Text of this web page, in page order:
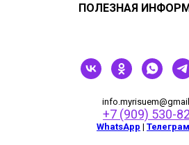
ПОЛЕЗНАЯ
+7 (909) 530-
WhatsApp | Телеграм